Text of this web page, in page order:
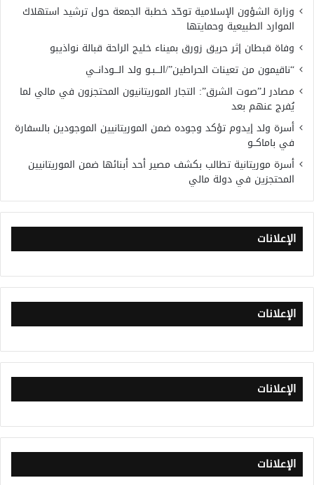
وزارة الشؤون الإسلامية توحّد خطبة الجمعة حول ترشيد استهلاك
الموارد الطبيعية وحمايتها
وفاة قبطان إثر حريق زورق بميناء خليج الراحة قبالة نواذيبو
“ناقيمون من تعينات الحراطين”/الـــبـو ولد الـــودانــي
مصادر لـ”صوت الشرق”: التجار الموريتانيون المحتجزون في مالي لما
يُفرج عنهم بعد
أسرة ولد إيدوم تؤكد وجوده ضمن الموريتانيين الموجودين بالسفارة
في باماكــو
أسرة موريتانية تطالب بكشف مصير أحد أبنائها ضمن الموريتانيين
المحتجزين في دولة مالي
الإعلانات
الإعلانات
الإعلانات
الإعلانات